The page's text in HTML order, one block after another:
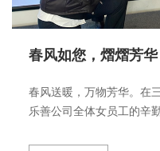
春风送暖，万物芳华。在
乐善公司全体女员工的辛